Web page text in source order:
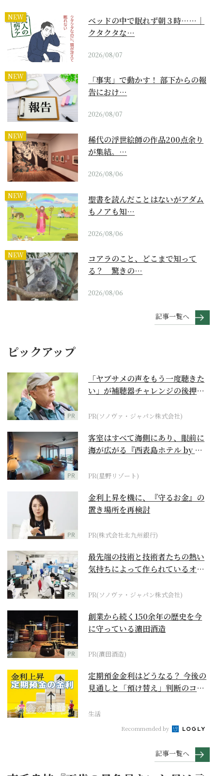
NEW
ベッドの中で眠れず朝３時……｜
クタクタな…
2026/08/07
NEW
「事実」で動かす！ 部下からの報
告におけ…
2026/08/07
NEW
稀代の浮世絵師の作品200点余り
が集結。…
2026/08/06
NEW
聖書を読んだことはないがアダム
もノアも知…
2026/08/06
NEW
コアラのこと、どこまで知って
る？ 驚きの…
2026/08/06
記事一覧へ
ピックアップ
PR
「ヤブサメの声をもう一度聴きた
い」が補聴器チャレンジの後押し
PR(ソノヴァ・ジャパン株式会社)
PR
客室はすべて海側にあり、眼前に
海が広がる『西表島ホテル by 星
PR(星野リゾート)
PR
金利上昇を機に、『守るお金』の
置き場所を再検討
PR(株式会社北九州銀行)
PR
最先端の技術と技術者たちの熱い
気持ちによって作られているオー
PR(ソノヴァ・ジャパン株式会社)
PR
創業から続く150余年の歴史を今
に守っている濵田酒造
PR(濵田酒造)
定期預金金利はどうなる？ 今後の
見通しと「預け替え」判断のコツ
生活
Recommended by
記事一覧へ